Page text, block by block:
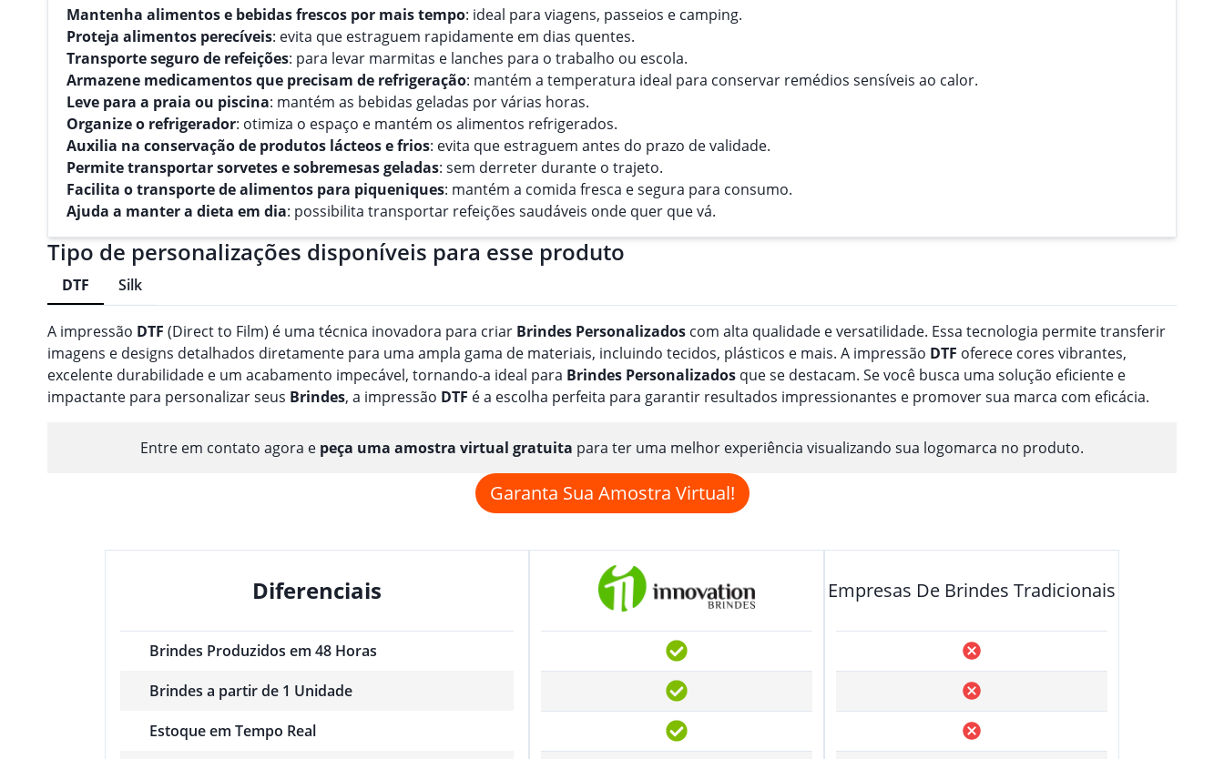
Mantenha alimentos e bebidas frescos por mais tempo: ideal para viagens, passeios e camping.
Proteja alimentos perecíveis: evita que estraguem rapidamente em dias quentes.
Transporte seguro de refeições: para levar marmitas e lanches para o trabalho ou escola.
Armazene medicamentos que precisam de refrigeração: mantém a temperatura ideal para conservar remédios sensíveis ao calor.
Leve para a praia ou piscina: mantém as bebidas geladas por várias horas.
Organize o refrigerador: otimiza o espaço e mantém os alimentos refrigerados.
Auxilia na conservação de produtos lácteos e frios: evita que estraguem antes do prazo de validade.
Permite transportar sorvetes e sobremesas geladas: sem derreter durante o trajeto.
Facilita o transporte de alimentos para piqueniques: mantém a comida fresca e segura para consumo.
Ajuda a manter a dieta em dia: possibilita transportar refeições saudáveis onde quer que vá.
Tipo de personalizações disponíveis para esse produto
DTF Silk
A impressão DTF (Direct to Film) é uma técnica inovadora para criar Brindes Personalizados com alta qualidade e versatilidade. Essa tecnologia permite transferir
imagens e designs detalhados diretamente para uma ampla gama de materiais, incluindo tecidos, plásticos e mais. A impressão DTF oferece cores vibrantes,
excelente durabilidade e um acabamento impecável, tornando-a ideal para Brindes Personalizados que se destacam. Se você busca uma solução eficiente e
impactante para personalizar seus Brindes, a impressão DTF é a escolha perfeita para garantir resultados impressionantes e promover sua marca com eficácia.
Entre em contato agora e peça uma amostra virtual gratuita para ter uma melhor experiência visualizando sua logomarca no produto.
Garanta Sua Amostra Virtual!
Diferenciais
Brindes Produzidos em 48 Horas
Brindes a partir de 1 Unidade
Estoque em Tempo Real
Empresas De Brindes Tradicionais